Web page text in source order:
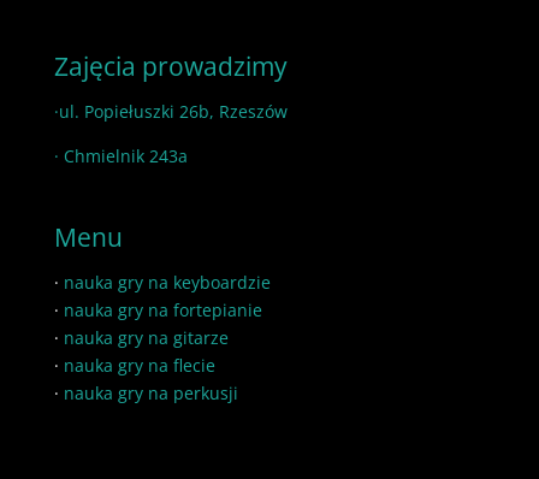
Zajęcia prowadzimy
·ul. Popiełuszki 26b, Rzeszów
· Chmielnik 243a
Menu
· nauka gry na keyboardzie
· nauka gry na fortepianie
· nauka gry na gitarze
· nauka gry na flecie
· nauka gry na perkusji